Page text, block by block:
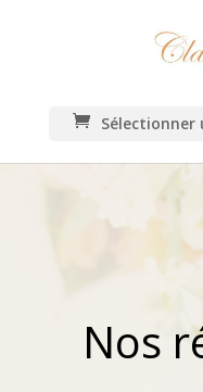
Sélectionner
Nos